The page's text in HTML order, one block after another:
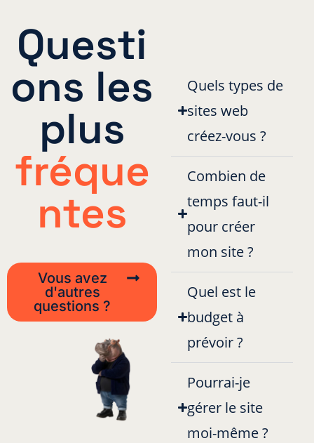
Questi
ons les
plus
fréque
ntes
Vous avez
d'autres
questions ?
Quels types de
sites web
créez-vous ?
Combien de
temps faut-il
pour créer
mon site ?
Quel est le
budget à
prévoir ?
Pourrai-je
gérer le site
moi-même ?